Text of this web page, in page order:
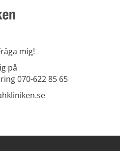
mig!
på
070-622 85 65